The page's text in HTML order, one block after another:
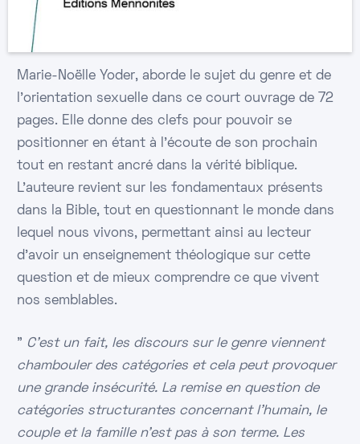
Marie-Noëlle Yoder, aborde le sujet du genre et de
l'orientation sexuelle dans ce court ouvrage de 72
pages. Elle donne des clefs pour pouvoir se
positionner en étant à l'écoute de son prochain
tout en restant ancré dans la vérité biblique.
L'auteure revient sur les fondamentaux présents
dans la Bible, tout en questionnant le monde dans
lequel nous vivons, permettant ainsi au lecteur
d'avoir un enseignement théologique sur cette
question et de mieux comprendre ce que vivent
nos semblables.
" C'est un fait, les discours sur le genre viennent
chambouler des catégories et cela peut provoquer
une grande insécurité. La remise en question de
catégories structurantes concernant l'humain, le
couple et la famille n'est pas à son terme. Les